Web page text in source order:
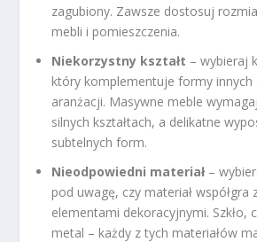
zagubiony. Zawsze dostosuj
mebli i pomieszczenia.
Niekorzystny kształt – wybieraj
który komplementuje formy
aranżacji. Masywne meble
silnych kształtach, a delikatne
subtelnych form.
Nieodpowiedni materiał–
pod uwagę, czy materiał współgra
elementami dekoracyjnymi. Szkło,
metal – każdy z tych materiałów